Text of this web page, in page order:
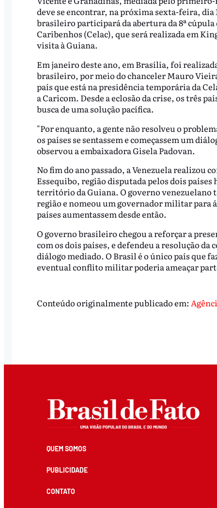
deve se encontrar, na próxima sexta-feira,
brasileiro participará da abertura da 8ª
Caribenhos (Celac), que será realizada em
visita à Guiana.
Em janeiro deste ano, em Brasília, foi
brasileiro, por meio do chanceler Mauro
país que está na presidência temporária da
a Caricom. Desde a eclosão da crise, os três
busca de uma solução pacífica.
"Por enquanto, a gente não resolveu o
os países se sentassem e começassem um
observou a embaixadora Gisela Padovan.
No fim do ano passado, a Venezuela realizou
Essequibo, região disputada pelos dois países
território da Guiana. O governo venezuelano
região e nomeou um governador militar para
países aumentassem desde então.
O governo brasileiro chegou a reforçar a
com os dois países, e defendeu a resolução
diálogo mediado. O Brasil é o único país que
eventual conflito militar poderia ameaçar
Conteúdo originalmente publicado em:
QUEM SOMOS
PUBLICIDADE
CONTATO